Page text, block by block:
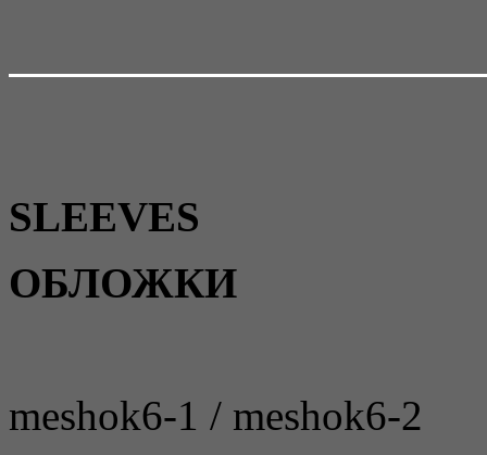
SLEEVES
ОБЛОЖКИ
meshok6-1 / meshok6-2